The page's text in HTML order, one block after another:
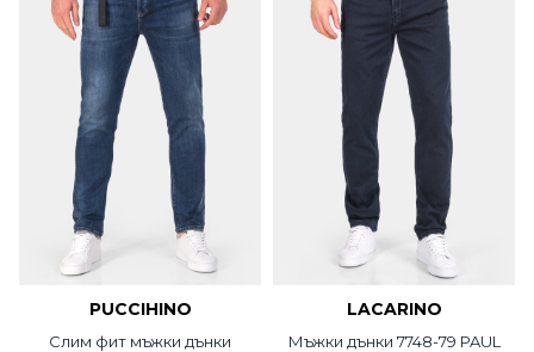
PUCCIHINO
Слим фит мъжки дънки
LACARINO
Мъжки дънки 7748-79 PAUL